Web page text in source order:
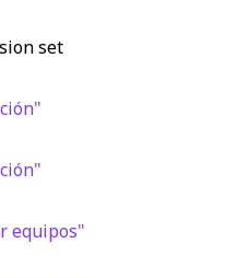
set
equipos"